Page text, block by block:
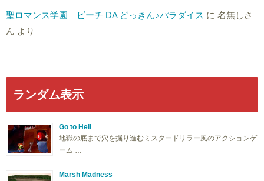
聖ロマンス学園 ビーチ DA どっきん♪パラダイス に 名無しさ
ん より
ランダム表示
Go to Hell
地獄の底まで穴を掘り進むミスタードリラー風のアクションゲ
ーム …
Marsh Madness